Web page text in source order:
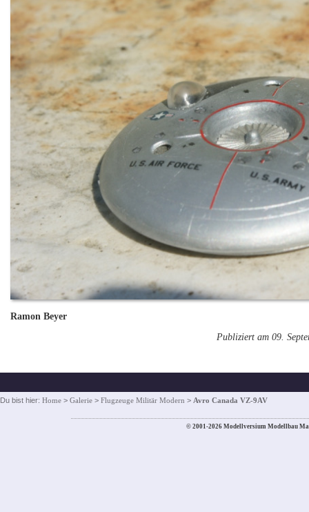
Ramon Beyer
Publiziert am 09.
Du bist hier: Home > Galerie > Flugzeuge Militär Modern > Avro Canada VZ-9AV
© 2001-2026 Modellversium Modellbau